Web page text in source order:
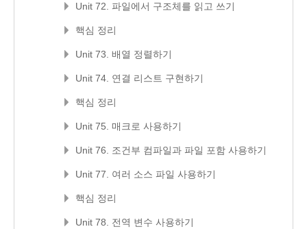
Unit 72. 파일에서 구조체를 읽고 쓰기
핵심 정리
Unit 73. 배열 정렬하기
Unit 74. 연결 리스트 구현하기
핵심 정리
Unit 75. 매크로 사용하기
Unit 76. 조건부 컴파일과 파일 포함 사용하기
Unit 77. 여러 소스 파일 사용하기
핵심 정리
Unit 78. 전역 변수 사용하기